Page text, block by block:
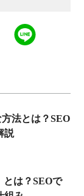
法とは？SEO
説
とは？SEOで